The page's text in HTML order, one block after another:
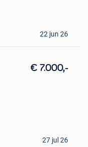
22 jun 26
€ 7.000,-
27 jul 26